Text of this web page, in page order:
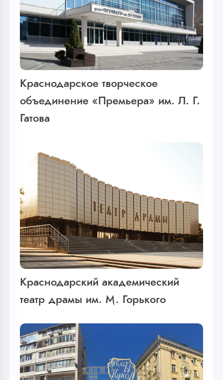
Краснодарское творческое
объединение «Премьера» им. Л. Г.
Гатова
Краснодарский академический
театр драмы им. М. Горького